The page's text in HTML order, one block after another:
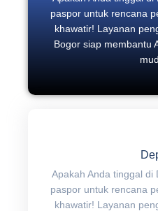
paspor untuk rencana
khawatir! Layanan
Bogor siap membantu
Apakah Anda tinggal di
paspor untuk rencana
khawatir! Layanan